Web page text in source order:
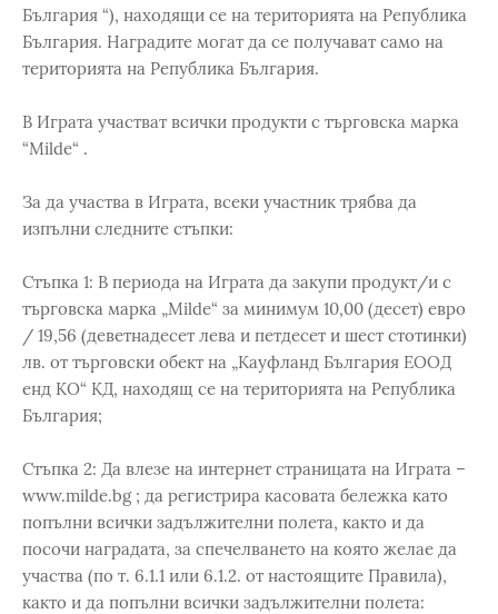
България “), находящи се на територията на Република
България. Наградите могат да се получават само на
територията на Република България.
В Играта участват всички продукти с търговска марка
“Milde“ .
За да участва в Играта, всеки участник трябва да
изпълни следните стъпки:
Стъпка 1: В периода на Играта да закупи продукт/и с
търговска марка „Milde“ за минимум 10,00 (десет) евро
/ 19,56 (деветнадесет лева и петдесет и шест стотинки)
лв. от търговски обект на „Кауфланд България ЕООД
енд КО“ КД, находящ се на територията на Република
България;
Стъпка 2: Да влезе на интернет страницата на Играта –
www.milde.bg ; да регистрира касовата бележка като
попълни всички задължителни полета, както и да
посочи наградата, за спечелването на която желае да
участва (по т. 6.1.1 или 6.1.2. от настоящите Правила),
както и да попълни всички задължителни полета: